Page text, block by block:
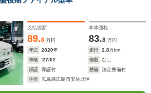
支払総額
89.8 万円
本体価格
83.8 万円
年式
2020年 走行 2.8万km
車検
'27/02 修復
なし
保証
保証付 整備
法定整備付
住所
広島県広島市安佐北区